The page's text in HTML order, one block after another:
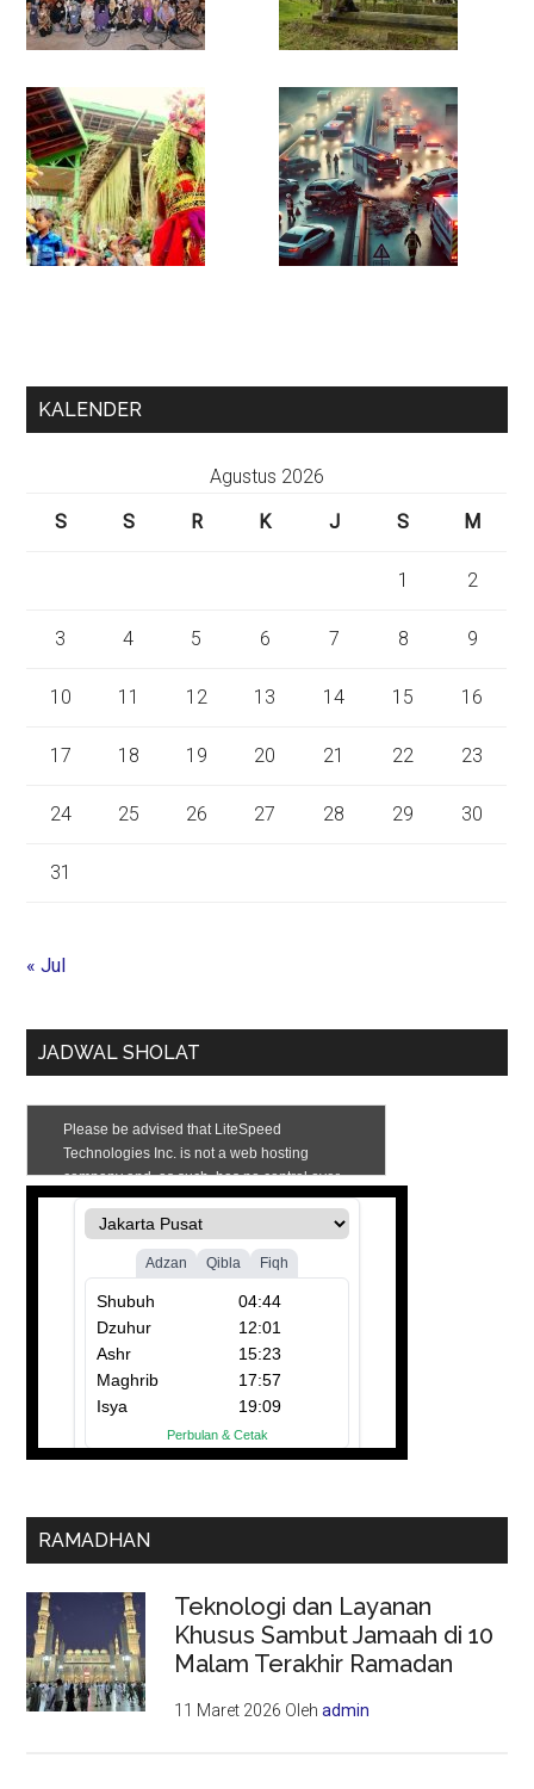
KALENDER
Agustus 2026
S
S R K J S M
1 2
3 4 5 6 7 8 9
10 11 12 13 14 15 16
17 18 19 20 21 22 23
24 25 26 27 28 29 30
31
« Jul
JADWAL SHOLAT
RAMADHAN
Teknologi dan Layanan
Khusus Sambut Jamaah di 10
Malam Terakhir Ramadan
11 Maret 2026 Olehadmin